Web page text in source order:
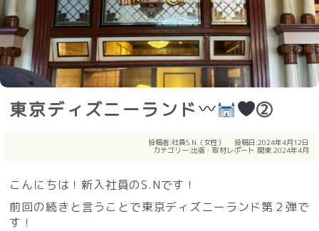
東京ディズニーランド ②
投稿者:社員S.N（女性） 投稿日:2024年4月12日
カテゴリー:出張・取材レポート 関東 2024年4月
こんにちは！新入社員のS.Nです！
前回の続きと言うことで東京ディズニーランド第２弾で
す！